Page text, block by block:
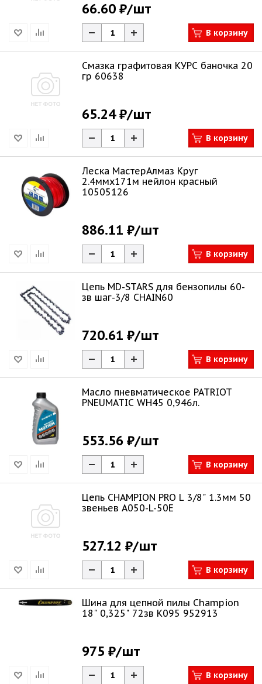
66.60 ₽/шт
В корзину
Смазка графитовая КУРС баночка 20
гр 60638
65.24 ₽/шт
В корзину
Леска МастерАлмаз Круг
2.4ммх171м нейлон красный
10505126
886.11 ₽/шт
В корзину
Цепь MD-STARS для бензопилы 60-
зв шаг-3/8 CHAIN60
720.61 ₽/шт
В корзину
Масло пневматическое PATRIOT
PNEUMATIC WH45 0,946л.
553.56 ₽/шт
В корзину
Цепь CHAMPION PRO L 3/8" 1.3мм 50
звеньев A050-L-50E
527.12 ₽/шт
В корзину
Шина для цепной пилы Champion
18" 0,325" 72зв K095 952913
975 ₽/шт
В корзину